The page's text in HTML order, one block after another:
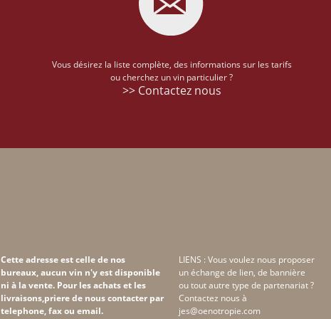
Vous désirez la liste complète, des informations sur les tarifs
ou cherchez un vin particulier ?
>> Contactez nous
Cette adresse est celle de nos
bureaux, aucun vin n'y est disponible
ni à la vente. Pour les achats et les
livraisons,priere de nous contacter par
telephone, fax ou email.
LIENS : Vous voulez nous proposer
un échange de lien, de bannière
ou tout autre type de partenariat ?
Contactez nous à
jes@oenotropie.com